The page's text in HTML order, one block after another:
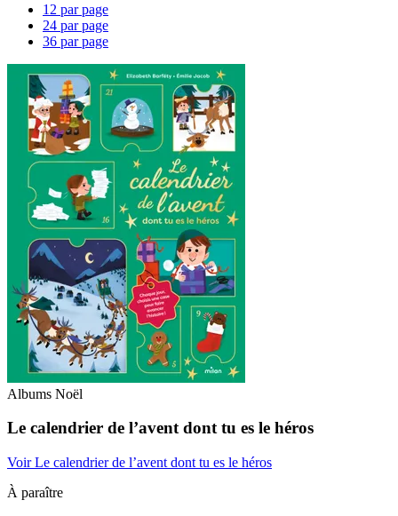
12 par page
24 par page
36 par page
Albums Noël
Le calendrier de l’avent dont tu es le héros
Voir Le calendrier de l’avent dont tu es le héros
À paraître